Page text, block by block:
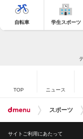
自転車 学生スポーツ
TOP ニュース
スポーツ
サイトご利用にあたって